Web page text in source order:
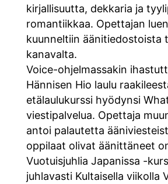
kirjallisuutta, dekkaria ja
romantiikkaa. Opettajan
kuunneltiin äänitiedostoista
kanavalta.
Voice-ohjelmassakin
Hännisen Hio laulu
etälaulukurssi hyödynsi
viestipalvelua. Opettaja
antoi palautetta
oppilaat olivat äänittäneet
Vuotuisjuhlia Japanissa -
juhlavasti Kultaisella viikolla